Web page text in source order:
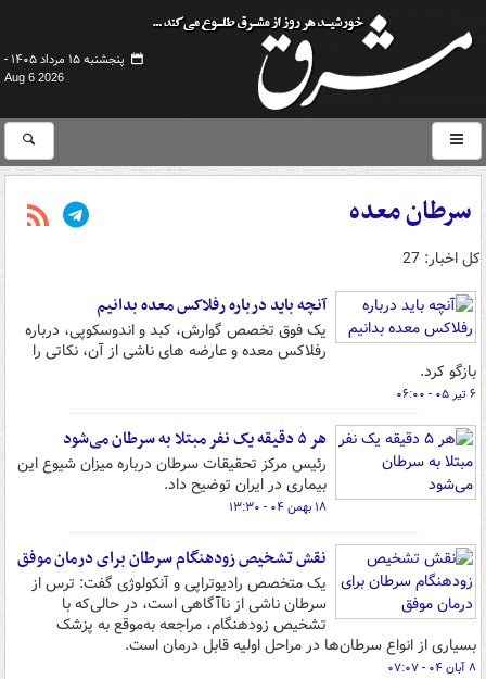
پنجشنبه ۱۵ مرداد ۱۴۰۵ -
Aug 6 2026
سرطان معده
کل اخبار: 27
آنچه باید درباره رفلاکس معده بدانیم
یک فوق تخصص گوارش، کبد و اندوسکوپی، درباره
رفلاکس معده و عارضه های ناشی از آن، نکاتی را
بازگو کرد.
۶ تیر ۰۵ - ۰۶:۰۰
هر ۵ دقیقه یک نفر مبتلا به سرطان می‌شود
رئیس مرکز تحقیقات سرطان درباره میزان شیوع این
بیماری در ایران توضیح داد.
۱۸ بهمن ۰۴ - ۱۳:۳۰
نقش تشخیص زودهنگام سرطان برای درمان موفق
یک متخصص رادیوتراپی و آنکولوژی گفت: ترس از
سرطان ناشی از ناآگاهی است، در حالی‌که با
تشخیص زودهنگام، مراجعه به‌موقع به پزشک
بسیاری از انواع سرطان‌ها در مراحل اولیه قابل درمان است.
۸ آبان ۰۴ - ۰۷:۰۷